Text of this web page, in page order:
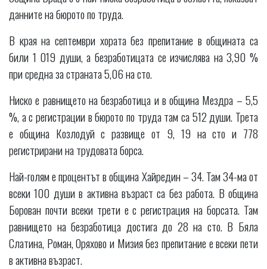
данните на бюрото по труда.
В края на септември хората без препитание в общината са
били 1 019 души, а безработицата се изчислява на 3,90 %
при средна за страната 5,06 на сто.
Ниско е равнището на безработица и в община Мездра – 5,5
%, а с регистрации в бюрото по труда там са 512 души. Трета
е община Козлодуй с развище от 9, 19 на сто и 778
регистрирани на трудовата борса.
Най-голям е процентът в община Хайредин – 34. Там 34-ма от
всеки 100 души в активна възраст са без работа. В община
Борован почти всеки трети е с регистрация на борсата. Там
равнището на безработица достига до 28 на сто. В Бяла
Слатина, Роман, Оряхово и Мизия без препитание е всеки пети
в активна възраст.